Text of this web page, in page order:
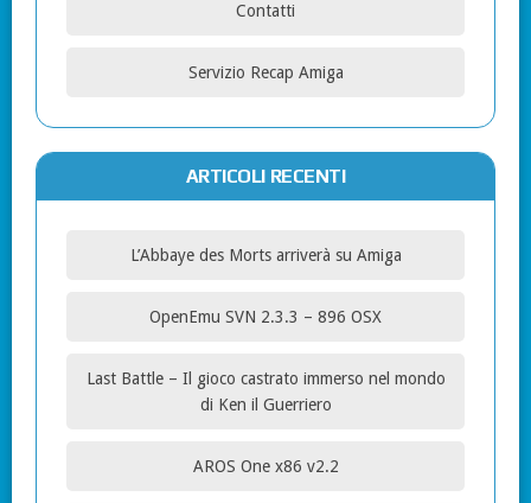
Contatti
Servizio Recap Amiga
ARTICOLI RECENTI
L’Abbaye des Morts arriverà su Amiga
OpenEmu SVN 2.3.3 – 896 OSX
Last Battle – Il gioco castrato immerso nel mondo
di Ken il Guerriero
AROS One x86 v2.2